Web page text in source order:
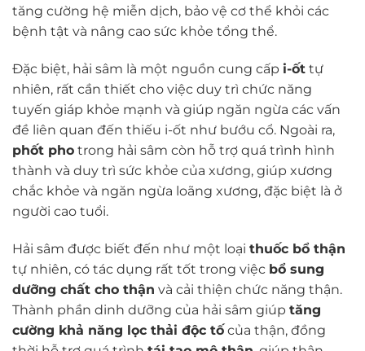
tăng cường hệ miễn dịch, bảo vệ cơ thể khỏi các
bệnh tật và nâng cao sức khỏe tổng thể.
Đặc biệt, hải sâm là một nguồn cung cấp i-ốt tự
nhiên, rất cần thiết cho việc duy trì chức năng
tuyến giáp khỏe mạnh và giúp ngăn ngừa các vấn
đề liên quan đến thiếu i-ốt như bướu cổ. Ngoài ra,
phốt pho trong hải sâm còn hỗ trợ quá trình hình
thành và duy trì sức khỏe của xương, giúp xương
chắc khỏe và ngăn ngừa loãng xương, đặc biệt là ở
người cao tuổi.
Hải sâm được biết đến như một loại thuốc bổ thận
tự nhiên, có tác dụng rất tốt trong việc bổ sung
dưỡng chất cho thận và cải thiện chức năng thận.
Thành phần dinh dưỡng của hải sâm giúp tăng
cường khả năng lọc thải độc tốcủa thận, đồng